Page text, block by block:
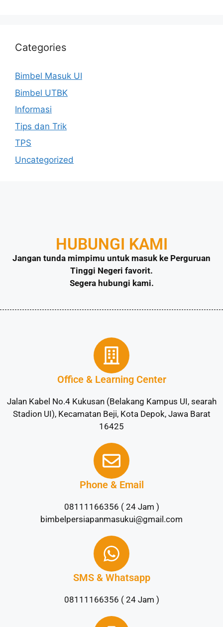
Categories
Bimbel Masuk UI
Bimbel UTBK
Informasi
Tips dan Trik
TPS
Uncategorized
HUBUNGI KAMI
Jangan tunda mimpimu untuk masuk ke Perguruan
Tinggi Negeri favorit.
Segera hubungi kami.
Office & Learning Center
Jalan Kabel No.4 Kukusan (Belakang Kampus UI, searah
Stadion UI), Kecamatan Beji, Kota Depok, Jawa Barat
16425
Phone & Email
08111166356 ( 24 Jam )
bimbelpersiapanmasukui@gmail.com
SMS & Whatsapp
08111166356 ( 24 Jam )